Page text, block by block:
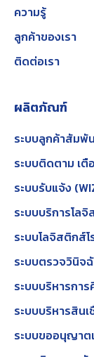
ความรู้
ลูกค้าของเรา
ติดต่อเรา
ผลิตภัณฑ์
ระบบลูกค้าสัมพั
ระบบติดตาม เ
ระบบรับแจ้ง
ระบบบริการโล
ระบบโลจิสติกส์
ระบบตรวจวินิจ
ระบบบริหารกา
ระบบบริหารสิน
ระบบขออนุญาต